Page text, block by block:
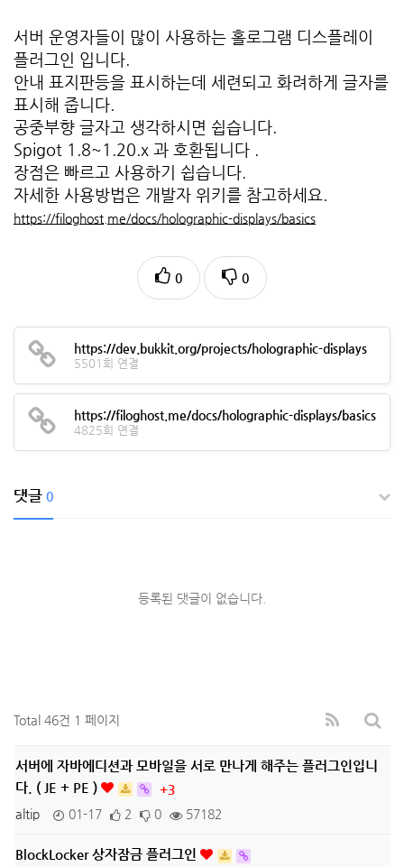
서버 운영자들이 많이 사용하는 홀로그램 디스플레이
플러그인 입니다.
안내 표지판등을 표시하는데 세련되고 화려하게 글자를
표시해 줍니다.
공중부향 글자고 생각하시면 쉽습니다.
Spigot 1.8~1.20.x 과 호환됩니다 .
장점은 빠르고 사용하기 쉽습니다.
자세한 사용방법은 개발자 위키를 참고하세요.
https://filoghost.me/docs/holographic-displays/basics
0 0
https://dev.bukkit.org/projects/holographic-displays
5501회 연결
https://filoghost.me/docs/holographic-displays/basics
4825회 연결
댓글 0
등록된 댓글이 없습니다.
Total 46건 1 페이지
서버에 자바에디션과 모바일을 서로 만나게 해주는 플러그인입니
다. ( JE + PE )
+3
altip
01-17 2 0 57182
BlockLocker 상자잠금 플러그인